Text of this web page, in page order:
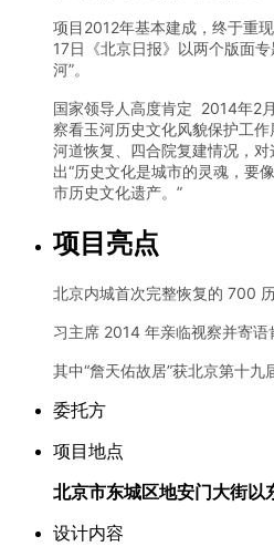
项目2012年基本建成，终于重
17日《北京日报》以两个版面
河”。
国家领导人高度肯定 2014年2
察看玉河历史文化风貌保护工
河道恢复、四合院复建情况，
出“历史文化是城市的灵魂，要
市历史文化遗产。”
项目亮点
北京内城首次完整恢复的 700
习主席 2014 年亲临视察并寄语
其中“詹天佑故居”获北京第十
委托方
项目地点
北京市东城区地安门大街以
设计内容